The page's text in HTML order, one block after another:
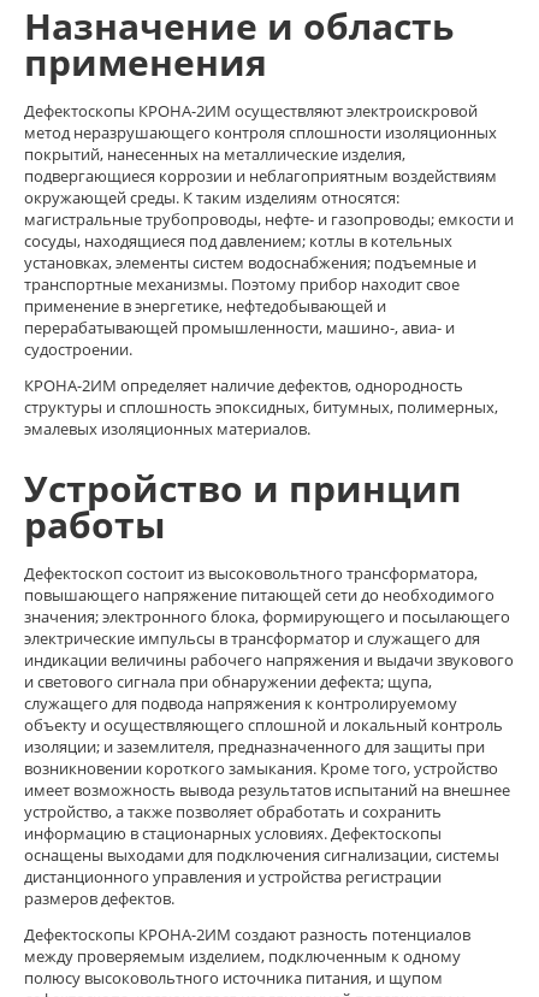
Назначение и область
применения
Дефектоскопы КРОНА-2ИМ осуществляют электроискровой
метод неразрушающего контроля сплошности изоляционных
покрытий, нанесенных на металлические изделия,
подвергающиеся коррозии и неблагоприятным воздействиям
окружающей среды. К таким изделиям относятся:
магистральные трубопроводы, нефте- и газопроводы; емкости и
сосуды, находящиеся под давлением; котлы в котельных
установках, элементы систем водоснабжения; подъемные и
транспортные механизмы. Поэтому прибор находит свое
применение в энергетике, нефтедобывающей и
перерабатывающей промышленности, машино-, авиа- и
судостроении.
КРОНА-2ИМ определяет наличие дефектов, однородность
структуры и сплошность эпоксидных, битумных, полимерных,
эмалевых изоляционных материалов.
Устройство и принцип
работы
Дефектоскоп состоит из высоковольтного трансформатора,
повышающего напряжение питающей сети до необходимого
значения; электронного блока, формирующего и посылающего
электрические импульсы в трансформатор и служащего для
индикации величины рабочего напряжения и выдачи звукового
и светового сигнала при обнаружении дефекта; щупа,
служащего для подвода напряжения к контролируемому
объекту и осуществляющего сплошной и локальный контроль
изоляции; и заземлителя, предназначенного для защиты при
возникновении короткого замыкания. Кроме того, устройство
имеет возможность вывода результатов испытаний на внешнее
устройство, а также позволяет обработать и сохранить
информацию в стационарных условиях. Дефектоскопы
оснащены выходами для подключения сигнализации, системы
дистанционного управления и устройства регистрации
размеров дефектов.
Дефектоскопы КРОНА-2ИМ создают разность потенциалов
между проверяемым изделием, подключенным к одному
полюсу высоковольтного источника питания, и щупом